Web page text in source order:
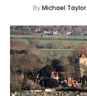
ByMichael Taylor